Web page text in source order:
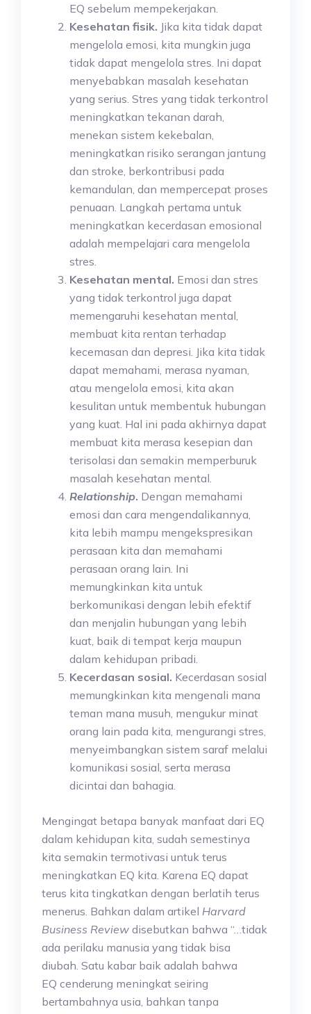
EQ sebelum mempekerjakan.
Kesehatan fisik. Jika kita tidak dapat
mengelola emosi, kita mungkin juga
tidak dapat mengelola stres. Ini dapat
menyebabkan masalah kesehatan
yang serius. Stres yang tidak terkontrol
meningkatkan tekanan darah,
menekan sistem kekebalan,
meningkatkan risiko serangan jantung
dan stroke, berkontribusi pada
kemandulan, dan mempercepat proses
penuaan. Langkah pertama untuk
meningkatkan kecerdasan emosional
adalah mempelajari cara mengelola
stres.
Kesehatan mental. Emosi dan stres
yang tidak terkontrol juga dapat
memengaruhi kesehatan mental,
membuat kita rentan terhadap
kecemasan dan depresi. Jika kita tidak
dapat memahami, merasa nyaman,
atau mengelola emosi, kita akan
kesulitan untuk membentuk hubungan
yang kuat. Hal ini pada akhirnya dapat
membuat kita merasa kesepian dan
terisolasi dan semakin memperburuk
masalah kesehatan mental.
Relationship. Dengan memahami
emosi dan cara mengendalikannya,
kita lebih mampu mengekspresikan
perasaan kita dan memahami
perasaan orang lain. Ini
memungkinkan kita untuk
berkomunikasi dengan lebih efektif
dan menjalin hubungan yang lebih
kuat, baik di tempat kerja maupun
dalam kehidupan pribadi.
Kecerdasan sosial. Kecerdasan sosial
memungkinkan kita mengenali mana
teman mana musuh, mengukur minat
orang lain pada kita, mengurangi stres,
menyeimbangkan sistem saraf melalui
komunikasi sosial, serta merasa
dicintai dan bahagia.
Mengingat betapa banyak manfaat dari EQ
dalam kehidupan kita, sudah semestinya
kita semakin termotivasi untuk terus
meningkatkan EQ kita. Karena EQ dapat
terus kita tingkatkan dengan berlatih terus
menerus. Bahkan dalam artikel Harvard
Business Review disebutkan bahwa “…tidak
ada perilaku manusia yang tidak bisa
diubah. Satu kabar baik adalah bahwa
EQ cenderung meningkat seiring
bertambahnya usia, bahkan tanpa